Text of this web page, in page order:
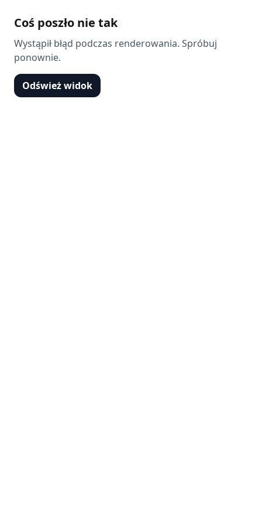
Coś poszło nie tak
Wystąpił błąd podczas renderowania. Spróbuj
ponownie.
Odśwież widok